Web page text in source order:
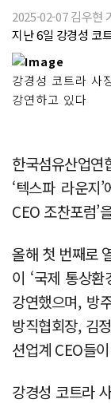
2025-02-07 김우
지난 6일 강경성 코
강경성 코트라 사
강연하고 있다
한국섬유산업
‘텍스파 라운지
CEO 조찬포럼’
올해 첫 번째로
이 ‘국제 통상
강연했으며, 방
방직협회장, 김
션업계 CEO들
강경성 코트라